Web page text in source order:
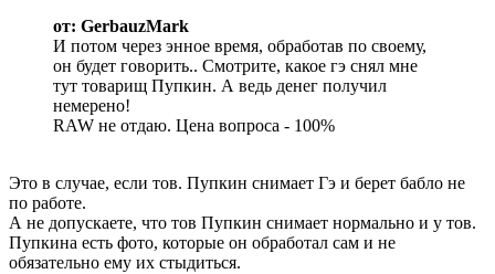
от: GerbauzMark
И потом через энное время, обработав по своему,
он будет говорить.. Смотрите, какое гэ снял мне
тут товарищ Пупкин. А ведь денег получил
немерено!
RAW не отдаю. Цена вопроса - 100%
Это в случае, если тов. Пупкин снимает Гэ и берет бабло не
по работе.
А не допускаете, что тов Пупкин снимает нормально и у тов.
Пупкина есть фото, которые он обработал сам и не
обязательно ему их стыдиться.